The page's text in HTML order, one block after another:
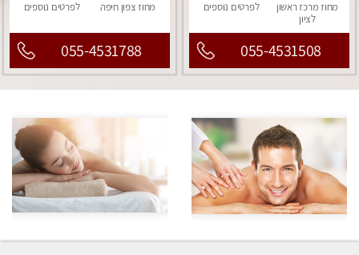
מחוז מרכזראשון
לציון
לפרטים נוספים
055-4531508
מחוז צפוןחיפה לפרטים נוספים
055-4531788